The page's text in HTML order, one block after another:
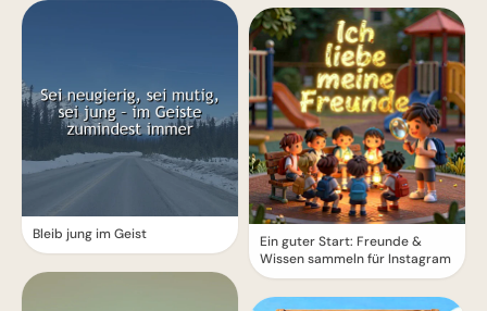
Bleib jung im Geist
Ein guter Start: Freunde &
Wissen sammeln für Instagram